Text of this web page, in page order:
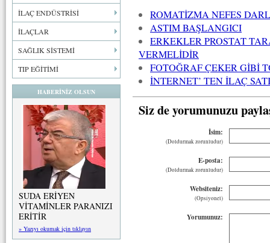
İLAÇ ENDÜSTRİSİ
İLAÇLAR
SAĞLIK SİSTEMİ
TIP EĞİTİMİ
HABERİNİZ OLSUN
SUDA ERİYEN
VİTAMİNLER PARANIZI
ERİTİR
» Yazıyı okumak için tıklayın
ROMATİZMA NEFES
ASTIM BAŞLANGICI
ERKEKLER PROSTAT
VERMELİDİR
FOTOĞRAF ÇEKER GİBİ
İNTERNET’ TEN İLAÇ
Siz de yorumunuzu
İsim:
(Doldurmak zorunludur)
E-posta:
(Doldurmak zorunludur)
Websiteniz:
(Opsiyonel)
Yorumunuz: